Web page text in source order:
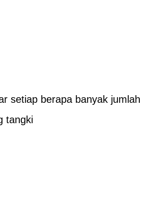
setiap berapa banyak jumlah
tangki